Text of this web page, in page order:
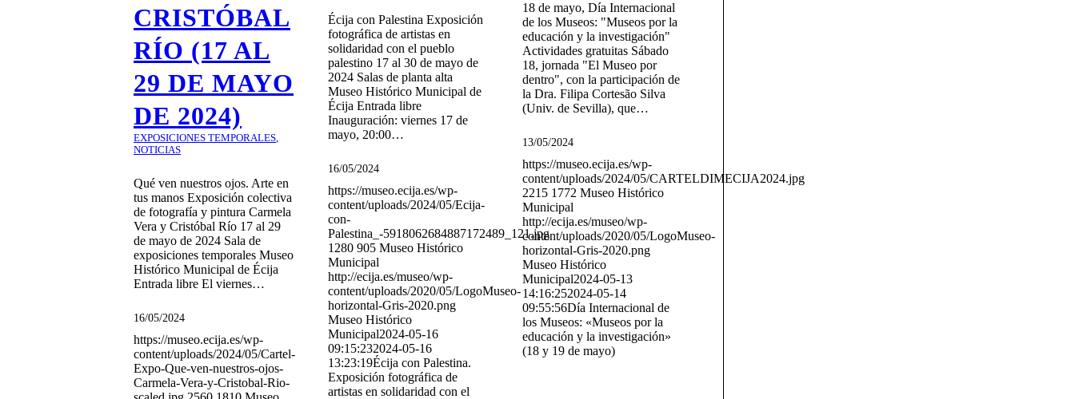
CRISTÓBAL
RÍO (17 AL
29 DE MAYO
DE 2024)
EXPOSICIONES TEMPORALES,
NOTICIAS
Qué ven nuestros ojos. Arte en
tus manos Exposición colectiva
de fotografía y pintura Carmela
Vera y Cristóbal Río 17 al 29
de mayo de 2024 Sala de
exposiciones temporales Museo
Histórico Municipal de Écija
Entrada libre El viernes…
16/05/2024
https://museo.ecija.es/wp-
content/uploads/2024/05/Cartel-
Expo-Que-ven-nuestros-ojos-
Carmela-Vera-y-Cristobal-Rio-
Écija con Palestina Exposición
fotográfica de artistas en
solidaridad con el pueblo
palestino 17 al 30 de mayo de
2024 Salas de planta alta
Museo Histórico Municipal de
Écija Entrada libre
Inauguración: viernes 17 de
mayo, 20:00…
16/05/2024
https://museo.ecija.es/wp-
content/uploads/2024/05/Ecija-
con-
Palestina_-5918062684887172489_121.jpg
1280 905 Museo Histórico
Municipal
http://ecija.es/museo/wp-
content/uploads/2020/05/LogoMuseo-
horizontal-Gris-2020.png
Museo Histórico
Municipal2024-05-16
09:15:232024-05-16
13:23:19Écija con Palestina.
Exposición fotográfica de
artistas en solidaridad con el
18 de mayo, Día Internacional
de los Museos: "Museos por la
educación y la investigación"
Actividades gratuitas Sábado
18, jornada "El Museo por
dentro", con la participación de
la Dra. Filipa Cortesão Silva
(Univ. de Sevilla), que…
13/05/2024
https://museo.ecija.es/wp-
content/uploads/2024/05/CARTELDIMECIJA2024.jpg
2215 1772 Museo Histórico
Municipal
http://ecija.es/museo/wp-
content/uploads/2020/05/LogoMuseo-
horizontal-Gris-2020.png
Museo Histórico
Municipal2024-05-13
14:16:252024-05-14
09:55:56Día Internacional de
los Museos: «Museos por la
educación y la investigación»
(18 y 19 de mayo)